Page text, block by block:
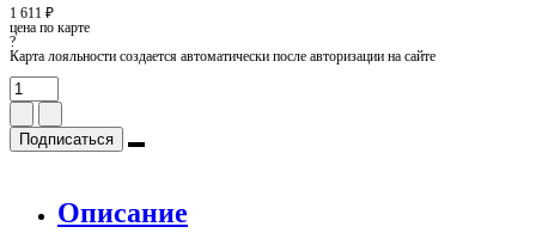
1 611 ₽
цена по карте
?
Карта лояльности создается автоматически после авторизации на сайте
Подписаться
Описание